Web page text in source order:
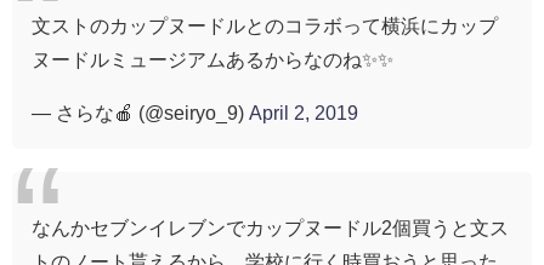
文ストのカップヌードルとのコラボって横浜にカップ
ヌードルミュージアムあるからなのね✨✨
— さらな🍎 (@seiryo_9) April 2, 2019
なんかセブンイレブンでカップヌードル2個買うと文ス